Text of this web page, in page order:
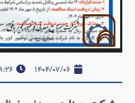
۱۴۰۴/۰۷/۰۶ ۹:۲۶